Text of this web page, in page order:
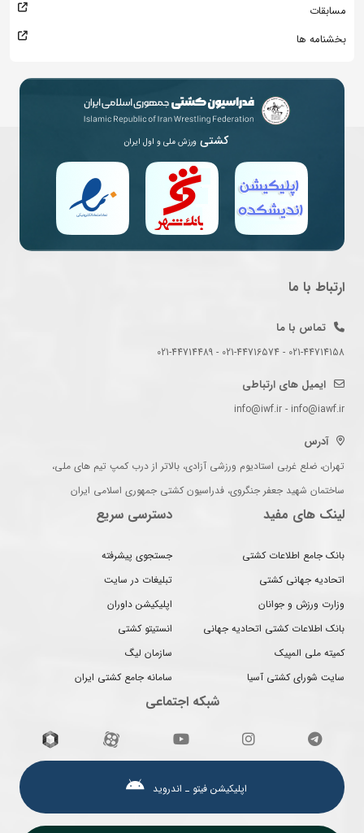
مسابقات
بخشنامه ها
کشتی ورزش ملی و اول ایران
ارتباط با ما
تماس با ما
021-44714158 - 021-44716574 - 021-44714489
ایمیل های ارتباطی
info@iwf.ir - info@iawf.ir
آدرس
تهران، ضلع غربی استادیوم ورزشی آزادی، بالاتر از درب کمپ تیم های ملی،
ساختمان شهید جعفر جنگروی، فدراسیون کشتی جمهوری اسلامی ایران
لینک های مفید
بانک جامع اطلاعات کشتی
اتحادیه جهانی کشتی
وزارت ورزش و جوانان
بانک اطلاعات کشتی اتحادیه جهانی
کمیته ملی المپیک
سایت شورای کشتی آسیا
دسترسی سریع
جستجوی پیشرفته
تبلیغات در سایت
اپلیکیشن داوران
انستیتو کشتی
سازمان لیگ
سامانه جامع کشتی ایران
شبکه اجتماعی
اپلیکیشن فیتو ـ اندروید